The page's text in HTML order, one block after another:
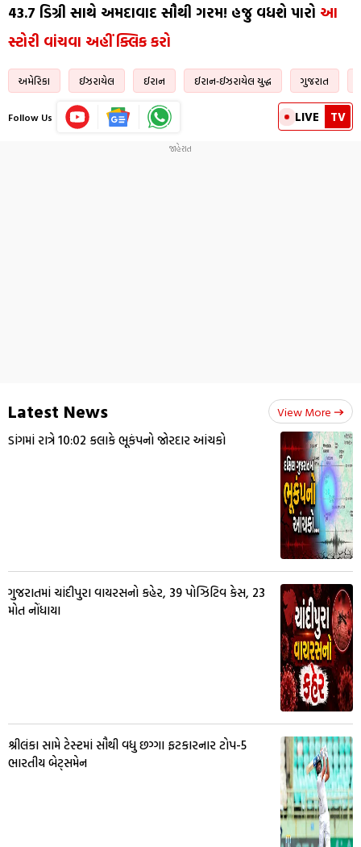
43.7 ડિગ્રી સાથે અમદાવાદ સૌથી ગરમ! હજુ વધશે પારો આ
સ્ટોરી વાંચવા અહીં ક્લિક કરો
અમેરિકા ઈઝરાયેલ ઈરાન ઈરાન-ઈઝરાયેલ યુદ્ધ ગુજરાત
Follow Us LIVE TV
Latest News View More
ડાંગમાં રાત્રે 10:02 કલાકે ભૂકંપનો જોરદાર આંચકો
ગુજરાતમાં ચાંદીપુરા વાયરસનો કહેર, 39 પોઝિટિવ કેસ, 23
મોત નોંધાયા
શ્રીલંકા સામે ટેસ્ટમાં સૌથી વધુ છગ્ગા ફટકારનાર ટોપ-5
ભારતીય બેટ્સમેન